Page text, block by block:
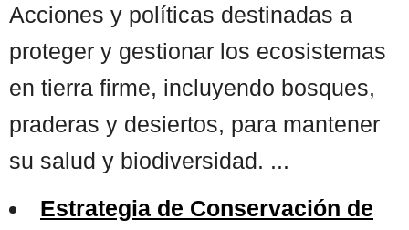
Acciones y políticas destinadas a
proteger y gestionar los ecosistemas
en tierra firme, incluyendo bosques,
praderas y desiertos, para mantener
su salud y biodiversidad. ...
Estrategia de Conservación de